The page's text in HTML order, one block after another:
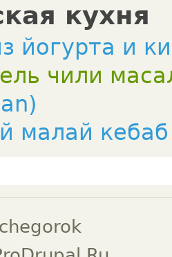
кухня
йогурта и
чили
малай